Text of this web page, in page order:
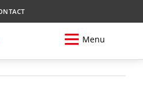
Menu